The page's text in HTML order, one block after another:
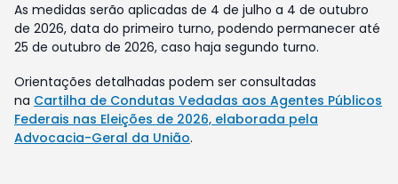
As medidas serão aplicadas de 4 de julho a 4 de outubro
de 2026, data do primeiro turno, podendo permanecer até
25 de outubro de 2026, caso haja segundo turno.
Orientações detalhadas podem ser consultadas
na Cartilha de Condutas Vedadas aos Agentes Públicos
Federais nas Eleições de 2026, elaborada pela
Advocacia-Geral da União.